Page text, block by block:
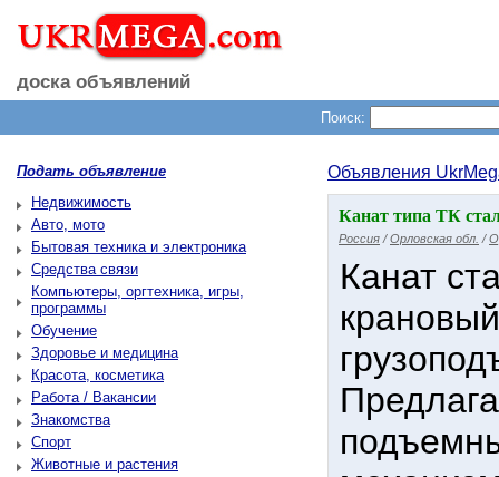
доска объявлений
Поиск:
Подать объявление
Недвижимость
Авто, мото
Бытовая техника и электроника
Средства связи
Компьютеры, оргтехника, игры,
программы
Обучение
Здоровье и медицина
Красота, косметика
Работа / Вакансии
Знакомства
Спорт
Животные и растения
Объявления
Канат типа ТК
Россия /Орловская обл. /
Канат